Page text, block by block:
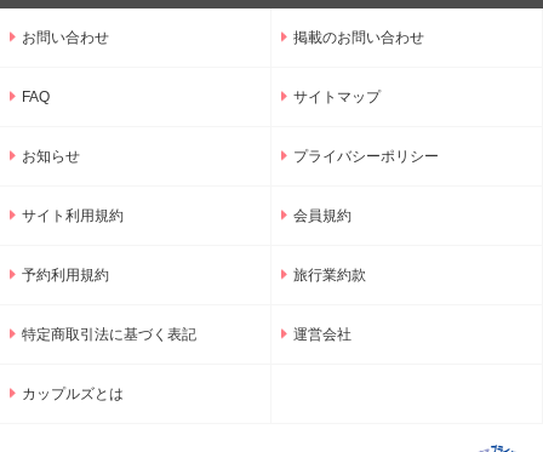
お問い合わせ 掲載のお問い合わせ
FAQ サイトマップ
お知らせ プライバシーポリシー
サイト利用規約 会員規約
予約利用規約 旅行業約款
特定商取引法に基づく表記 運営会社
カップルズとは